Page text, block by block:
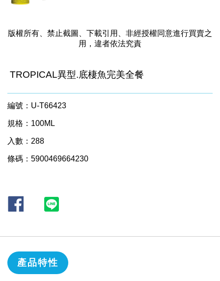
版權所有、禁止截圖、下載引用、非經授權同意進行買賣之
用，違者依法究責
TROPICAL異型.底棲魚完美全餐
編號：U-T66423
規格：100ML
入數：288
條碼：5900469664230
產品特性